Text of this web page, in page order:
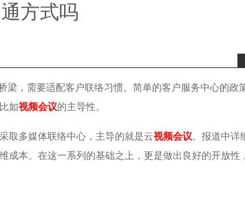
方式吗
梁，需要适配客户联络习惯。简单的客户服务中心的政
如视频会议的主导性。
取多媒体联络中心，主导的就是云视频会议。报道中详
成本。在这一系列的基础之上，更是做出良好的开放性